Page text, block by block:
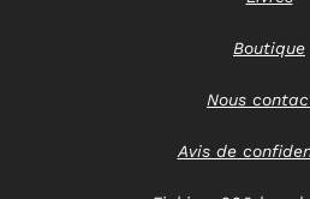
Boutique
Nous
Avis de